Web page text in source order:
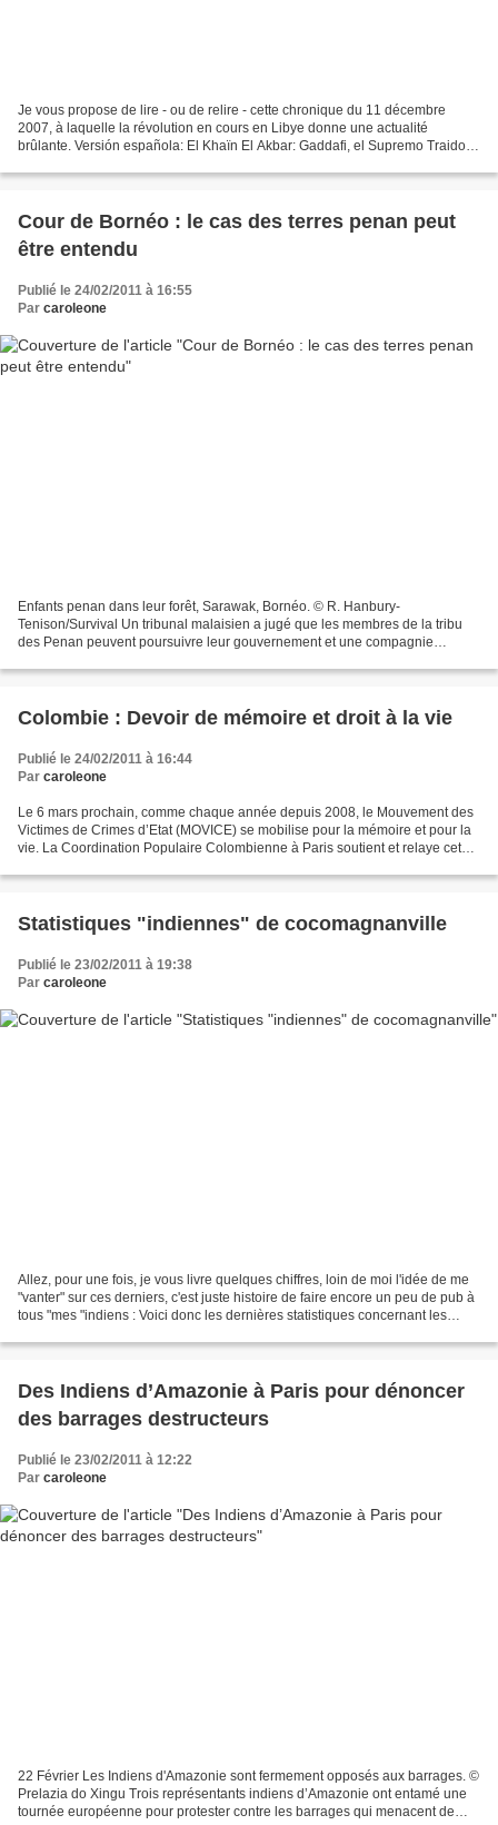
Je vous propose de lire - ou de relire - cette chronique du 11 décembre
2007, à laquelle la révolution en cours en Libye donne une actualité
brûlante. Versión española: El Khaïn El Akbar: Gaddafi, el Supremo Traidor
Cour de Bornéo : le cas des terres penan peut
être entendu
Publié le 24/02/2011 à 16:55
Par caroleone
Enfants penan dans leur forêt, Sarawak, Bornéo. © R. Hanbury-
Tenison/Survival Un tribunal malaisien a jugé que les membres de la tribu
des Penan peuvent poursuivre leur gouvernement et une compagnie
Colombie : Devoir de mémoire et droit à la vie
Publié le 24/02/2011 à 16:44
Par caroleone
Le 6 mars prochain, comme chaque année depuis 2008, le Mouvement des
Victimes de Crimes d’Etat (MOVICE) se mobilise pour la mémoire et pour la
vie. La Coordination Populaire Colombienne à Paris soutient et relaye cet
Statistiques "indiennes" de cocomagnanville
Publié le 23/02/2011 à 19:38
Par caroleone
Allez, pour une fois, je vous livre quelques chiffres, loin de moi l'idée de me
"vanter" sur ces derniers, c'est juste histoire de faire encore un peu de pub à
tous "mes "indiens : Voici donc les dernières statistiques concernant les
Des Indiens d’Amazonie à Paris pour dénoncer
des barrages destructeurs
Publié le 23/02/2011 à 12:22
Par caroleone
22 Février Les Indiens d'Amazonie sont fermement opposés aux barrages. ©
Prelazia do Xingu Trois représentants indiens d’Amazonie ont entamé une
tournée européenne pour protester contre les barrages qui menacent de